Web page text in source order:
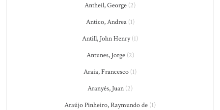
Antheil, George (2)
Antico, Andrea(1)
Antill, John Henry(1)
Antunes, Jorge(2)
Araia, Francesco (1)
Aranyés, Juan (2)
Araújo Pinheiro, Raymundo de (1)